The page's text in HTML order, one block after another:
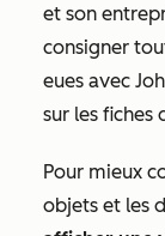
et son
consigner
eues avec
sur les
Pour mieux
objets et les